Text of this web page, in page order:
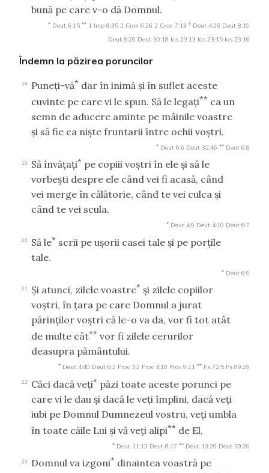
bună pe care v-o dă Domnul.
* Deut 6:15 ** 1 Imp 8:35 2 Cron 6:26 2 Cron 7:13 † Deut 4:26 Deut 8:19
Deut 8:20 Deut 30:18 Ios 23:13 Ios 23:15 Ios 23:16
Îndemn la păzirea poruncilor
18 Puneţi-vă* dar în inimă şi în suflet aceste
cuvinte pe care vi le spun. Să le legaţi** ca un
semn de aducere aminte pe mâinile voastre
şi să fie ca nişte fruntarii între ochii voştri.
* Deut 6:6 Deut 32:46 ** Deut 6:8
19 Să învăţaţi* pe copiii voştri în ele şi să le
vorbeşti despre ele când vei fi acasă, când
vei merge în călătorie, când te vei culca şi
când te vei scula.
* Deut 4:9 Deut 4:10 Deut 6:7
20 Să le* scrii pe uşorii casei tale şi pe porţile
tale.
* Deut 6:9
21 Şi atunci, zilele voastre* şi zilele copiilor
voştri, în ţara pe care Domnul a jurat
părinţilor voştri că le-o va da, vor fi tot atât
de multe cât** vor fi zilele cerurilor
deasupra pământului.
* Deut 4:40 Deut 6:2 Prov 3:2 Prov 4:10 Prov 9:11 ** Ps 72:5 Ps 89:29
22 Căci dacă veţi* păzi toate aceste porunci pe
care vi le dau şi dacă le veţi împlini, dacă veţi
iubi pe Domnul Dumnezeul vostru, veţi umbla
în toate căile Lui şi vă veţi alipi** de El,
* Deut 11:13 Deut 6:17 ** Deut 10:20 Deut 30:20
23 Domnul va izgoni* dinaintea voastră pe